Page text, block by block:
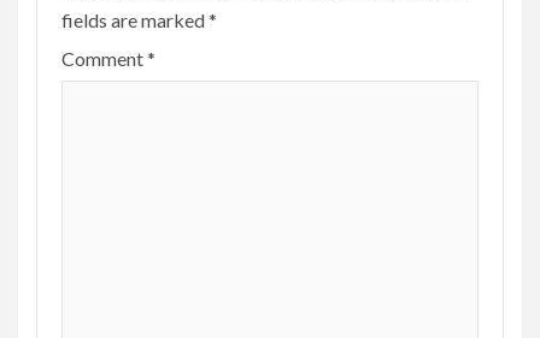
fields are marked*
Comment*